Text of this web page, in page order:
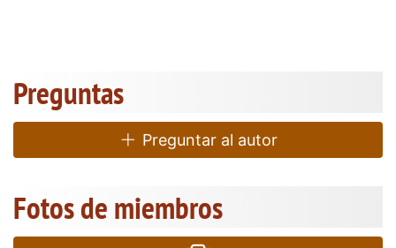
Preguntas
Preguntar al autor
Fotos de miembros